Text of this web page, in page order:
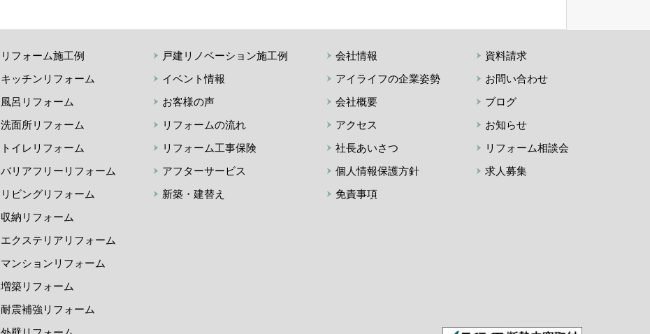
リフォーム施工例
キッチンリフォーム
風呂リフォーム
洗面所リフォーム
トイレリフォーム
バリアフリーリフォーム
リビングリフォーム
収納リフォーム
エクステリアリフォーム
マンションリフォーム
増築リフォーム
耐震補強リフォーム
戸建リノベーション施工例
イベント情報
お客様の声
リフォームの流れ
リフォーム工事保険
アフターサービス
新築・建替え
会社情報
アイライフの企業姿勢
会社概要
アクセス
社長あいさつ
個人情報保護方針
免責事項
資料請求
お問い合わせ
ブログ
お知らせ
リフォーム相談会
求人募集